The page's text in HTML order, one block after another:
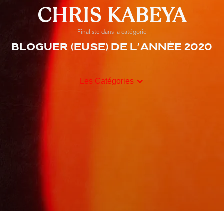
CHRIS KABEYA
Finaliste dans la catégorie
Bloguer (euse) de l'année 2020
Les Catégories